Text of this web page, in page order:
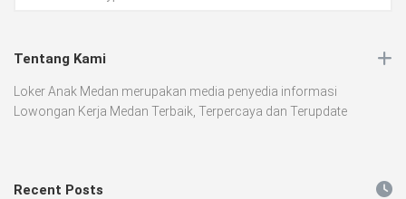
Tentang Kami
Loker Anak Medan merupakan media penyedia informasi
Lowongan Kerja Medan Terbaik, Terpercaya dan Terupdate
Recent Posts